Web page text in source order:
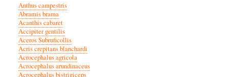
Anthus campestris
Abramis brama
Acanthis cabaret
Accipiter gentilis
Aceros Subruficollis
Acris crepitans blanchardi
Acrocephalus agricola
Acrocephalus arundinaceus
Acrocephalus bistrigiceps